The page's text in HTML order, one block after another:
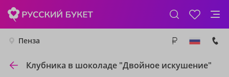
Пенза
Клубника в шоколаде "Двойное искушение"